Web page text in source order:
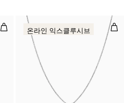
컬러 바이 더 야드 이어링 컬
온라인 익스클루시브